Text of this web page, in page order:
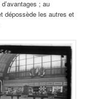
; au
dépossède les autres et